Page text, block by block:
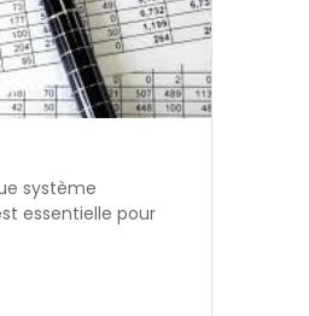
système
essentielle pour